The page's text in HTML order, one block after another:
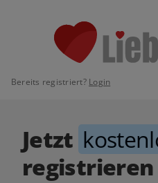
Bereits registriert? Login
Jetzt
registrieren